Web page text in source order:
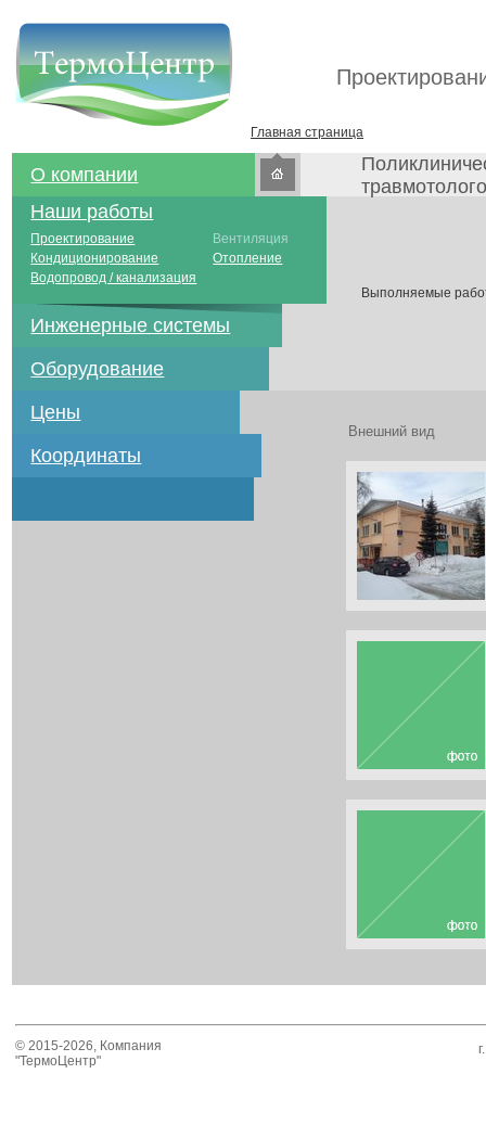
Главная страница
О компании
Наши работы
Проектирование
Кондиционирование
Водопровод / канализация
Вентиляция
Отопление
Инженерные системы
Оборудование
Цены
Координаты
Выполняемые
Внешний вид
© 2015-2026, Компания
"ТермоЦентр"